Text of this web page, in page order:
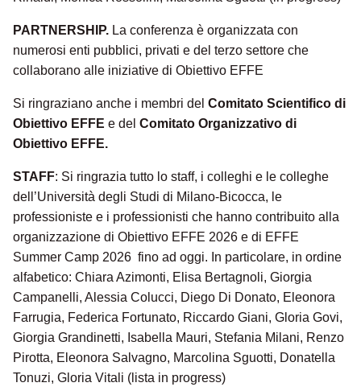
PARTNERSHIP. La conferenza è organizzata con
numerosi enti pubblici, privati e del terzo settore che
collaborano alle iniziative di Obiettivo EFFE
Si ringraziano anche i membri del Comitato Scientifico di
Obiettivo EFFE e del Comitato Organizzativo di
Obiettivo EFFE.
STAFF: Si ringrazia tutto lo staff, i colleghi e le colleghe
dell’Università degli Studi di Milano-Bicocca, le
professioniste e i professionisti che hanno contribuito alla
organizzazione di Obiettivo EFFE 2026 e di EFFE
Summer Camp 2026 fino ad oggi. In particolare, in ordine
alfabetico: Chiara Azimonti, Elisa Bertagnoli, Giorgia
Campanelli, Alessia Colucci, Diego Di Donato, Eleonora
Farrugia, Federica Fortunato, Riccardo Giani, Gloria Govi,
Giorgia Grandinetti, Isabella Mauri, Stefania Milani, Renzo
Pirotta, Eleonora Salvagno, Marcolina Sguotti, Donatella
Tonuzi, Gloria Vitali (lista in progress)